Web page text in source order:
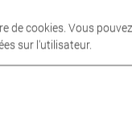
de cookies. Vous
sur l'utilisateur.